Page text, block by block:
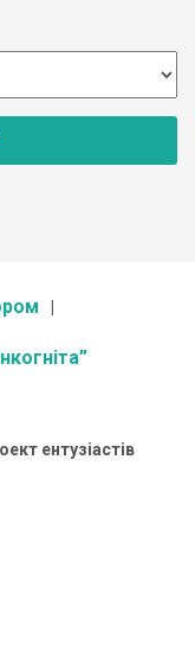
ентузіастів